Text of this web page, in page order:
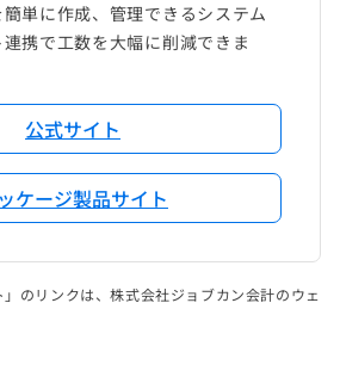
単に作成、管理できるシステム
携で工数を大幅に削減できま
公式サイト
ケージ製品サイト
のリンクは、株式会社ジョブカン会計のウェ